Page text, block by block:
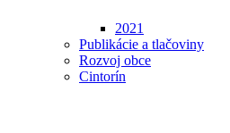
2021
Publikácie a tlačoviny
Rozvoj obce
Cintorín